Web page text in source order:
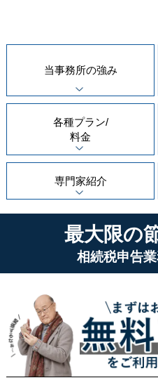
当事務所の強み
各種プラン/
料金
専門家紹介
最大限の
相続税申告